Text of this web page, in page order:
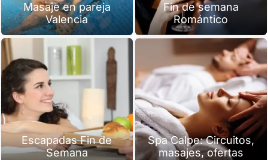
Masaje en pareja
Valencia
Fin de semana
Romántico
Escapadas Fin de
Semana
Spa Calpe: Circuitos,
masajes, ofertas